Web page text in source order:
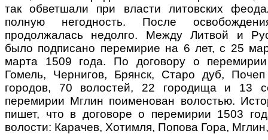
так обветшали при власти литовских
полную негодность. После
продолжалась недолго. Между Литвой и
было подписано перемирие на 6 лет, с 25
марта 1509 года. По договору о
Гомель, Чернигов, Брянск, Старо дуб,
городов, 70 волостей, 22 городища и 13
перемирии Мглин поименован волостью.
пишет, что в договоре о перемирии 1503
волости: Карачев, Хотимля, Попова Гора,